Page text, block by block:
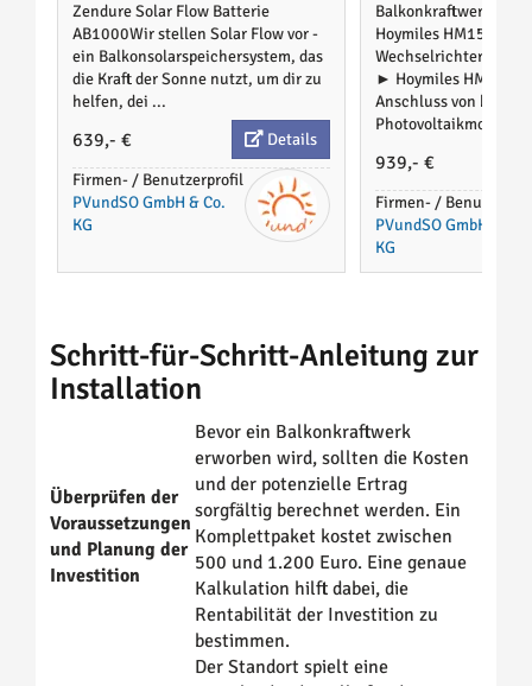
Zendure Solar Flow Batterie
AB1000Wir stellen Solar Flow vor -
ein Balkonsolarspeichersystem, das
die Kraft der Sonne nutzt, um dir zu
helfen, dei ...
639,- €
Details
Firmen- / Benutzerprofil
PVundSO GmbH & Co.
KG
Balkonkraftwerk
Hoymiles HM1500 PV
WechselrichterIm
► Hoymiles HM1500
Anschluss von bis zu 4
Photovoltaikmodu ...
939,- €
Firmen- /
PVundSO GmbH & Co.
KG
Schritt-für-Schritt-Anleitung zur
Installation
Überprüfen der
Voraussetzungen
und Planung der
Investition
Bevor ein Balkonkraftwerk
erworben wird, sollten die Kosten
und der potenzielle Ertrag
sorgfältig berechnet werden. Ein
Komplettpaket kostet zwischen
500 und 1.200 Euro. Eine genaue
Kalkulation hilft dabei, die
Rentabilität der Investition zu
bestimmen.
Der Standort spielt eine